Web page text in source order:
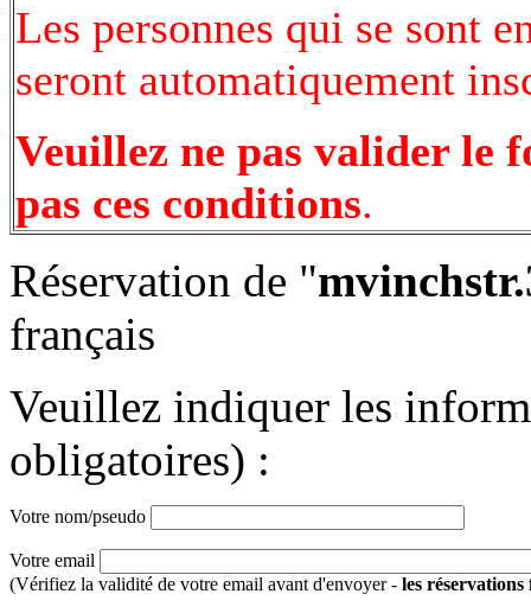
Les personnes qui se sont
seront automatiquement
Veuillez ne pas valider le
pas ces conditions.
Réservation de "
français
Veuillez indiquer les
obligatoires) :
Votre nom/pseudo
Votre email
(Vérifiez la validité de votre email avant d'envoyer - les réservations